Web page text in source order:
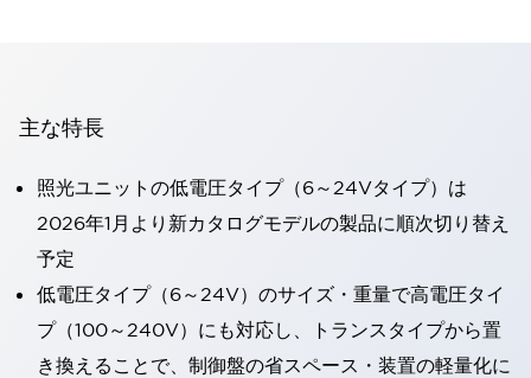
主な特長
照光ユニットの低電圧タイプ（6～24Vタイプ）は
2026年1月より新カタログモデルの製品に順次切り替え
予定
低電圧タイプ（6～24V）のサイズ・重量で高電圧タイ
プ（100～240V）にも対応し、トランスタイプから置
き換えることで、制御盤の省スペース・装置の軽量化に